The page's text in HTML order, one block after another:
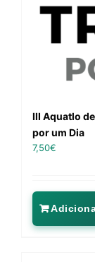
III Aquatlo
por um Dia
7,50€